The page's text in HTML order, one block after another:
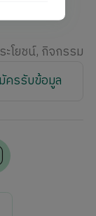
โยชน์, กิจกรรม
ครรับข้อมูล